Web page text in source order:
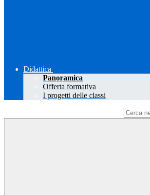
Didattica
Panoramica
Offerta formativa
I progetti delle classi